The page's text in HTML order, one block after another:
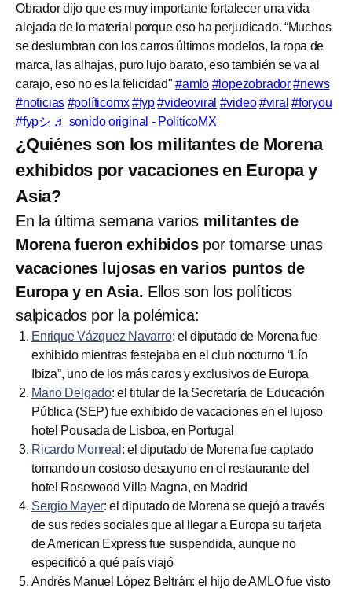
Obrador dijo que es muy importante fortalecer una vida
alejada de lo material porque eso ha perjudicado. “Muchos
se deslumbran con los carros últimos modelos, la ropa de
marca, las alhajas, puro lujo barato, eso también se va al
carajo, eso no es la felicidad"#amlo #lopezobrador #news
#noticias #políticomx #fyp #videoviral #video #viral #foryou
#fypシ ♬ sonido original - PolíticoMX
¿Quiénes son los militantes de Morena
exhibidos por vacaciones en Europa y
Asia?
En la última semana varios militantes de
Morena fueron exhibidos por tomarse unas
vacaciones lujosas en varios puntos de
Europa y en Asia. Ellos son los políticos
salpicados por la polémica:
Enrique Vázquez Navarro: el diputado de Morena fue
exhibido mientras festejaba en el club nocturno “Lío
Ibiza”, uno de los más caros y exclusivos de Europa
Mario Delgado: el titular de la Secretaría de Educación
Pública (SEP) fue exhibido de vacaciones en el lujoso
hotel Pousada de Lisboa, en Portugal
Ricardo Monreal : el diputado de Morena fue captado
tomando un costoso desayuno en el restaurante del
hotel Rosewood Villa Magna, en Madrid
Sergio Mayer: el diputado de Morena se quejó a través
de sus redes sociales que al llegar a Europa su tarjeta
de American Express fue suspendida, aunque no
especificó a qué país viajó
Andrés Manuel López Beltrán: el hijo de AMLO fue visto